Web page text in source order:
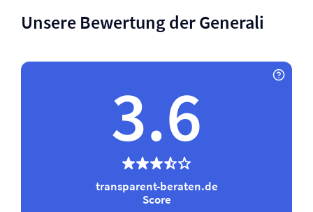
Unsere Bewertung der Generali
3.6
transparent-beraten.de
Score